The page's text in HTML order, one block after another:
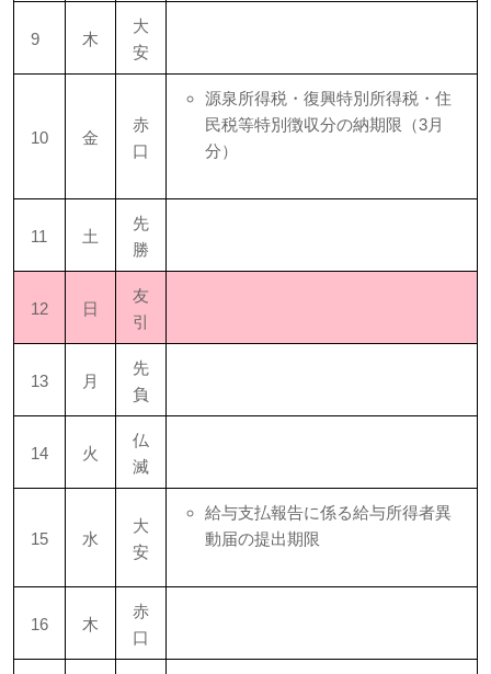
9 木
大
安
10 金
赤
口
源泉所得税・復興特別所得税・住
民税等特別徴収分の納期限（3月
分）
11 土
先
勝
12 日
友
引
13 月
先
負
14 火
仏
滅
15 水
大
安
給与支払報告に係る給与所得者異
動届の提出期限
16 木
赤
口